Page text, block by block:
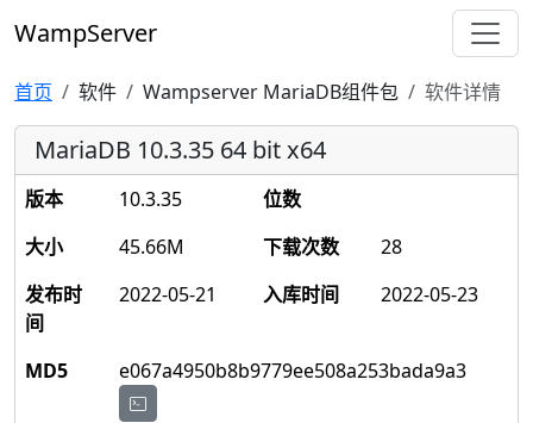
WampServer
首页 软件 Wampserver MariaDB组件包 软件详情
MariaDB 10.3.35 64 bit x64
版本 10.3.35
位数
大小
45.66M 下载次数
28
发布时
间
2022-05-21 入库时间 2022-05-23
MD5 e067a4950b8b9779ee508a253bada9a3